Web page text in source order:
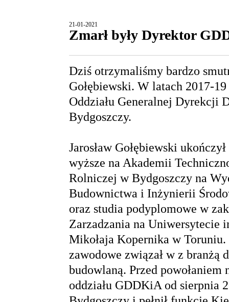
21-01-2021
Zmarł były Dyrektor
Dziś otrzymaliśmy bardzo
Gołębiewski. W latach 2017-
Oddziału Generalnej Dyrekcji
Bydgoszczy.
Jarosław Gołębiewski
wyższe na Akademii
Rolniczej w Bydgoszczy na
Budownictwa i Inżynierii
oraz studia podyplomowe w
Zarzadzania na Uniwersytecie
Mikołaja Kopernika w
zawodowe związał w z branżą
budowlaną. Przed
oddziału GDDKiA od sierpnia